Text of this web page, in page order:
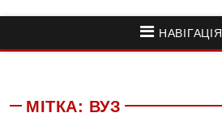
НАВІГАЦІЯ
МІТКА: ВУЗ